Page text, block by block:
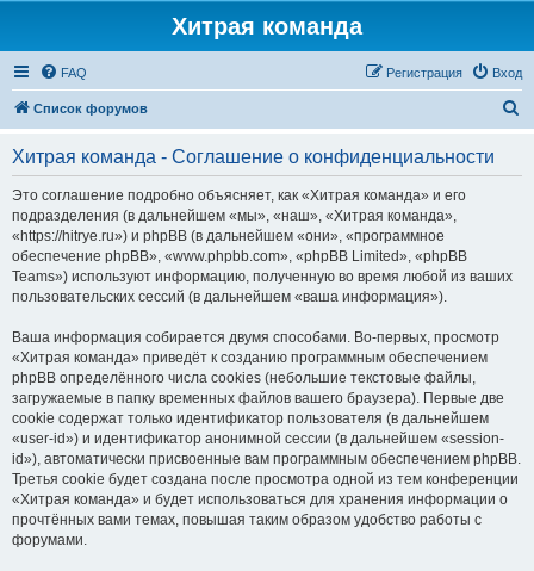
Хитрая команда
FAQ Вход
Регистрация
Список форумов
Хитрая команда - Соглашение о конфиденциальности
Это соглашение подробно объясняет, как «Хитрая команда» и его
подразделения (в дальнейшем «мы», «наш», «Хитрая команда»,
«https://hitrye.ru») и phpBB (в дальнейшем «они», «программное
обеспечение phpBB», «www.phpbb.com», «phpBB Limited», «phpBB
Teams») используют информацию, полученную во время любой из ваших
пользовательских сессий (в дальнейшем «ваша информация»).
Ваша информация собирается двумя способами. Во-первых, просмотр
«Хитрая команда» приведёт к созданию программным обеспечением
phpBB определённого числа cookies (небольшие текстовые файлы,
загружаемые в папку временных файлов вашего браузера). Первые две
cookie содержат только идентификатор пользователя (в дальнейшем
«user-id») и идентификатор анонимной сессии (в дальнейшем «session-
id»), автоматически присвоенные вам программным обеспечением phpBB.
Третья cookie будет создана после просмотра одной из тем конференции
«Хитрая команда» и будет использоваться для хранения информации о
прочтённых вами темах, повышая таким образом удобство работы с
форумами.